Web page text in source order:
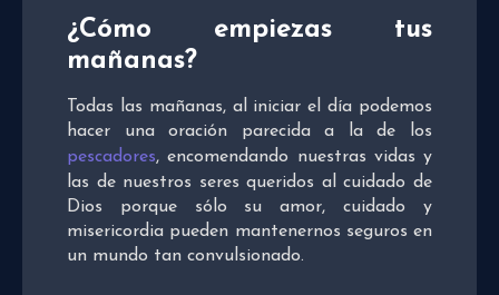
¿Cómo empiezas tus
mañanas?
Todas las mañanas, al iniciar el día podemos
hacer una oración parecida a la de los
pescadores, encomendando nuestras vidas y
las de nuestros seres queridos al cuidado de
Dios porque sólo su amor, cuidado y
misericordia pueden mantenernos seguros en
un mundo tan convulsionado.